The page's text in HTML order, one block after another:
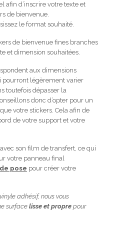
afin d’inscrire votre texte et
de bienvenue.
le format souhaité.
de bienvenue fines branches
et dimension souhaitées.
aux dimensions
pourront légèrement varier
toutefois dépasser la
donc d’opter pour un
votre stickers. Cela afin de
de votre support et votre
son film de transfert, ce qui
votre panneau final
pose pour créer votre
adhésif, nous vous
surface lisse et propre pour